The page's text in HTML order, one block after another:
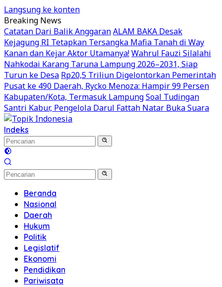
Langsung ke konten
Breaking News
Catatan Dari Balik AnggaranALAM BAKA Desak
Kejagung RI Tetapkan Tersangka Mafia Tanah di Way
Kanan dan Kejar Aktor Utamanya!Wahrul Fauzi Silalahi
Nahkodai Karang Taruna Lampung 2026–2031, Siap
Turun ke Desa Rp20,5 Triliun Digelontorkan Pemerintah
Pusat ke 490 Daerah, Rycko Menoza: Hampir 99 Persen
Kabupaten/Kota, Termasuk LampungSoal Tudingan
Santri Kabur, Pengelola Darul Fattah Natar Buka Suara
Indeks
Beranda
Nasional
Daerah
Hukum
Politik
Legislatif
Ekonomi
Pendidikan
Pariwisata